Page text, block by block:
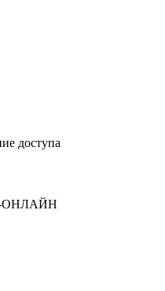
доступа
ОНЛАЙН